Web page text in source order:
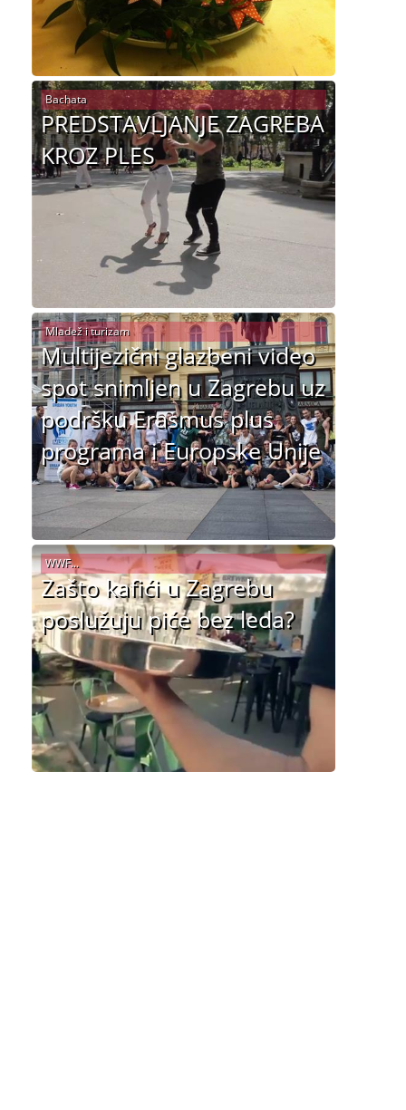
PREDSTAVLJANJE ZAGREBA
KROZ PLES
Bachata
Multijezični glazbeni video
spot snimljen u Zagrebu uz
podršku Erasmus plus
programa i Europske Unije
Mladež i turizam
Zašto kafići u Zagrebu
poslužuju piće bez leda?
WWF...